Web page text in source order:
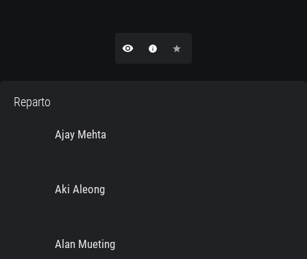
remove_red_eye info star
Reparto
Ajay Mehta
Aki Aleong
Alan Mueting